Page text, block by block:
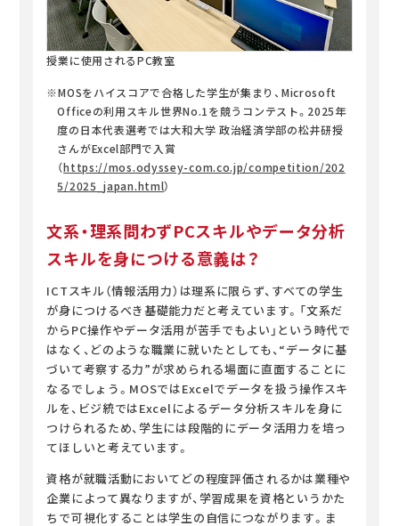
授業に使用されるPC教室
※MOSをハイスコアで合格した学生が集まり、Microsoft
Officeの利用スキル世界No.1を競うコンテスト。2025年
度の日本代表選考では大和大学 政治経済学部の松井研授
さんがExcel部門で入賞
（https://mos.odyssey-com.co.jp/competition/202
5/2025_japan.html）
文系・理系問わずPCスキルやデータ分析
スキルを身につける意義は？
ICTスキル（情報活用力）は理系に限らず、すべての学生
が身につけるべき基礎能力だと考えています。「文系だ
からPC操作やデータ活用が苦手でもよい」という時代で
はなく、どのような職業に就いたとしても、“データに基
づいて考察する力”が求められる場面に直面することに
なるでしょう。MOSではExcelでデータを扱う操作スキ
ルを、ビジ統ではExcelによるデータ分析スキルを身に
つけられるため、学生には段階的にデータ活用力を培っ
てほしいと考えています。
資格が就職活動においてどの程度評価されるかは業種や
企業によって異なりますが、学習成果を資格というかた
ちで可視化することは学生の自信につながります。ま